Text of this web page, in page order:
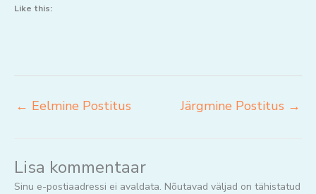
Like this:
← Eelmine Postitus Järgmine Postitus →
Lisa kommentaar
Sinu e-postiaadressi ei avaldata. Nõutavad väljad on tähistatud